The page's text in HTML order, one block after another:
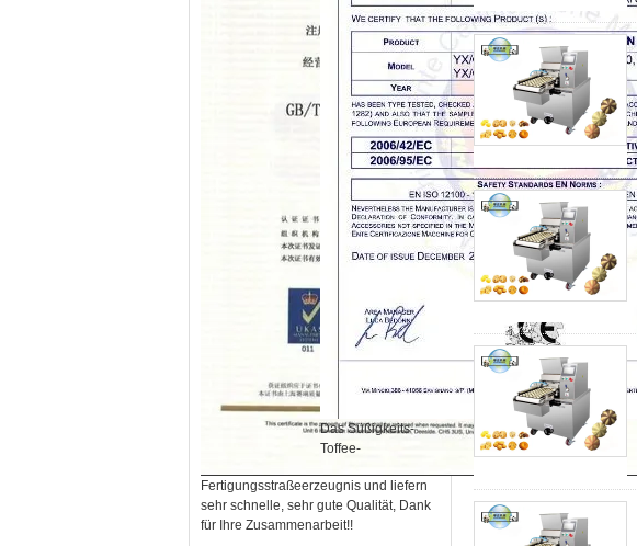
Das Süßigkeits-
Toffee-
Fertigungsstraßeerzeugnis und liefern
sehr schnelle, sehr gute Qualität, Dank
für Ihre Zusammenarbeit!!